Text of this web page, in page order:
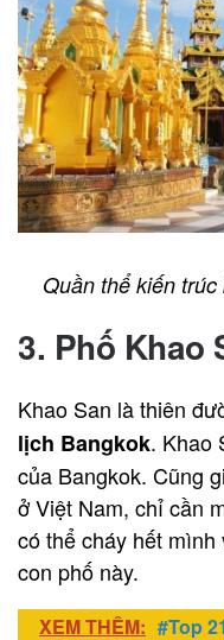
Quần thể kiến
3. Phố Khao
Khao San là thiên
lịch Bangkok. Khao
của Bangkok. Cũng
ở Việt Nam, chỉ cần
có thể cháy hết
con phố này.
XEM THÊM: #Top